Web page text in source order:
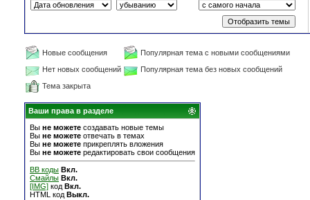
Новые сообщения
Популярная тема с новыми сообщениями
Нет новых сообщений
Популярная тема без новых сообщений
Тема закрыта
Ваши права в разделе
Вы не можете создавать новые темы
Вы не можете отвечать в темах
Вы не можете прикреплять вложения
Вы не можете редактировать свои сообщения
BB коды Вкл.
Смайлы Вкл.
[IMG] код Вкл.
HTML код Выкл.